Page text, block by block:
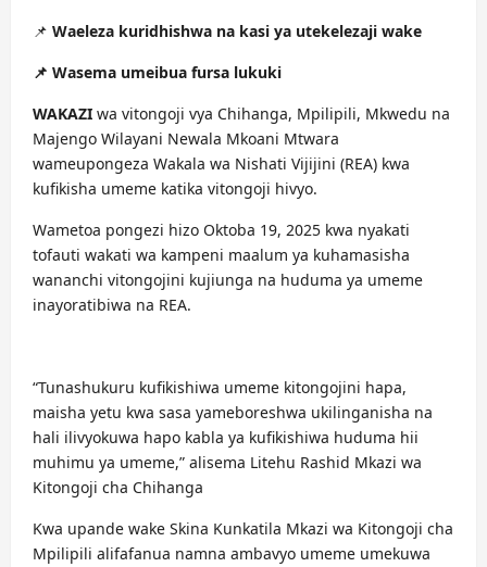
📌 Waeleza kuridhishwa na kasi ya utekelezaji wake
📌 Wasema umeibua fursa lukuki
WAKAZI wa vitongoji vya Chihanga, Mpilipili, Mkwedu na
Majengo Wilayani Newala Mkoani Mtwara
wameupongeza Wakala wa Nishati Vijijini (REA) kwa
kufikisha umeme katika vitongoji hivyo.
Wametoa pongezi hizo Oktoba 19, 2025 kwa nyakati
tofauti wakati wa kampeni maalum ya kuhamasisha
wananchi vitongojini kujiunga na huduma ya umeme
inayoratibiwa na REA.
“Tunashukuru kufikishiwa umeme kitongojini hapa,
maisha yetu kwa sasa yameboreshwa ukilinganisha na
hali ilivyokuwa hapo kabla ya kufikishiwa huduma hii
muhimu ya umeme,” alisema Litehu Rashid Mkazi wa
Kitongoji cha Chihanga
Kwa upande wake Skina Kunkatila Mkazi wa Kitongoji cha
Mpilipili alifafanua namna ambavyo umeme umekuwa